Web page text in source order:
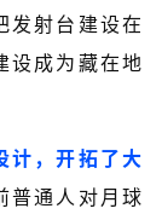
发射台建设在
设成为藏在地
计，开拓了大
普通人对月球